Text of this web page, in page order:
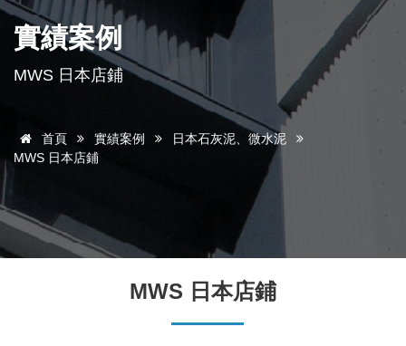
實績案例
MWS 日本店鋪
首頁 實績案例
日本石灰泥、微水泥
MWS 日本店鋪
MWS 日本店鋪